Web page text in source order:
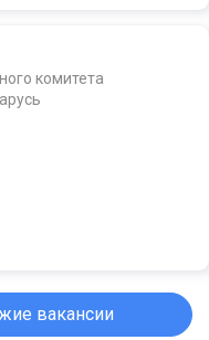
комитета
вакансии